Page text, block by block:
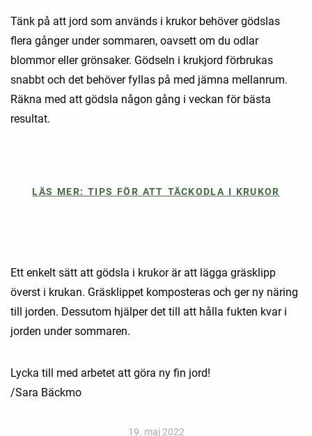
Tänk på att jord som används i krukor behöver gödslas
flera gånger under sommaren, oavsett om du odlar
blommor eller grönsaker. Gödseln i krukjord förbrukas
snabbt och det behöver fyllas på med jämna mellanrum.
Räkna med att gödsla någon gång i veckan för bästa
resultat.
LÄS MER: TIPS FÖR ATT TÄCKODLA I KRUKOR
Ett enkelt sätt att gödsla i krukor är att lägga gräsklipp
överst i krukan. Gräsklippet komposteras och ger ny näring
till jorden. Dessutom hjälper det till att hålla fukten kvar i
jorden under sommaren.
Lycka till med arbetet att göra ny fin jord!
/Sara Bäckmo
19. maj 2022